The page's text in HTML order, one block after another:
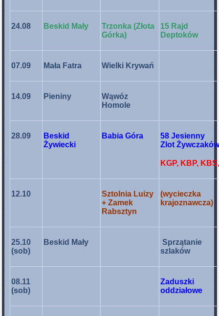
24.08 Beskid Mały
Trzonka (Złota
Górka)
15 Rajd
Deptoków
07.09 Mała Fatra Wielki Krywań
14.09 Pieniny
Wąwóz
Homole
28.09
Beskid
Żywiecki
Babia Góra
58 Jesienny
Zlot
KGP, KBP,
12.10
Sztolnia Luizy
+ Zamek
Rabsztyn
(wycieczka
krajoznawcza)
25.10
(sob)
Beskid Mały
Sprzątanie
szlaków
08.11
(sob)
Zaduszki
oddziałowe